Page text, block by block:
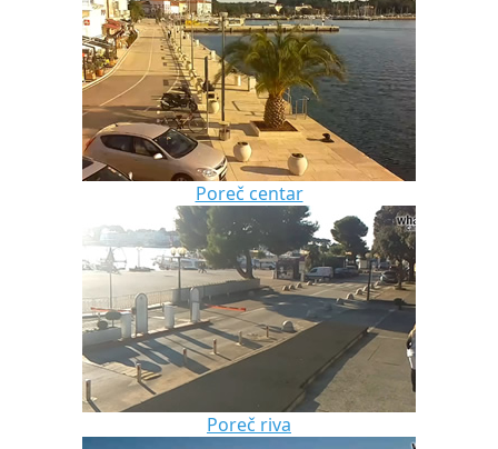
Poreč centar
Poreč riva